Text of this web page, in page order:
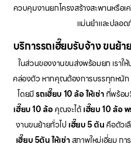
ควบคุมงานยกโครงสร้างสะพานหรือ
แม่นยำและปลอ
บริการรถเฮี๊ยบรับจ้าง ขนย้
ในส่วนของงานขนส่งพร้อมยก เราใ
คล่องตัว หากคุณต้องการบรรทุกหนัก
โดยมีรถเฮี๊ยบ 10 ล้อ ให้เช่า ที่พร้อม
เฮี๊ยบ 10 ล้อคุณจะได้เฮี๊ยบ 10 ล้อ
งานขนย้ายทั่วไป เฮี๊ยบ 5 ตัน คือตัวเ
เฮี๊ยบ 5ตัน ให้เช่า สภาพใหม่เอี่ยม กา